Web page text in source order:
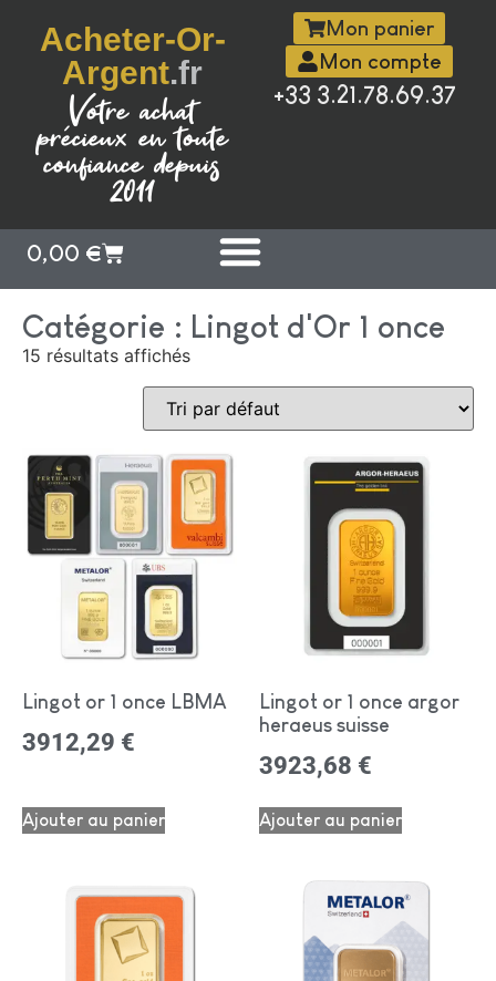
Acheter-Or-
Argent.fr
Votre achat
précieux en toute
confiance depuis
2011
Mon panier
Mon compte
+33 3.21.78.69.37
0,00 €
Catégorie : Lingot d'Or 1 once
15 résultats affichés
Lingot or 1 once LBMA
3912,29 €
Ajouter au panier
Lingot or 1 once argor
heraeus suisse
3923,68 €
Ajouter au panier